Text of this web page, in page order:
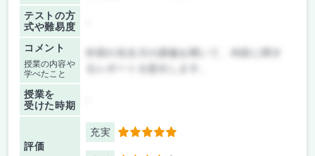
テストの方
式や難易度
コメント
授業の内容や
学べたこと
外部の先生方の講義を聞いて、内容に関す
授業を
受けた時期
評価
充実 5